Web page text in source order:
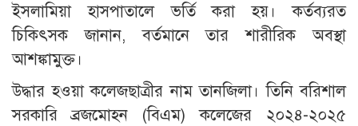
ইসলামিয়া হাসপাতালে ভর্তি করা হয়। কর্তব্যরত
চিকিৎসক জানান, বর্তমানে তার শারীরিক অবস্থা
আশঙ্কামুক্ত।
উদ্ধার হওয়া কলেজছাত্রীর নাম তানজিলা। তিনি বরিশাল
সরকারি ব্রজমোহন (বিএম) কলেজের ২০২৪-২০২৫